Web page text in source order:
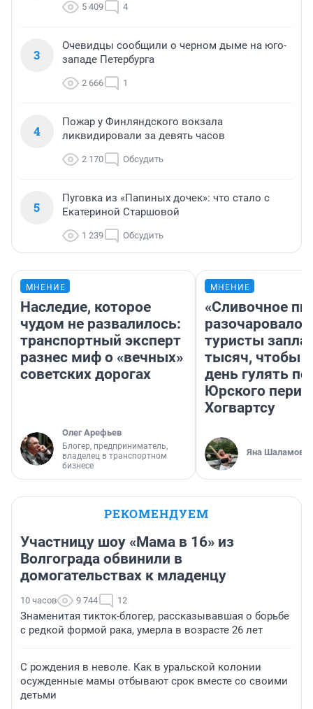
5 409 4
3
Очевидцы сообщили о черном дыме на юго-
западе Петербурга
2 666 1
4
Пожар у Финляндского вокзала
ликвидировали за девять часов
2 170 Обсудить
5
Пуговка из «Папиных дочек»: что стало с
Екатериной Старшовой
1 239 Обсудить
МНЕНИЕ
Наследие, которое
чудом не развалилось:
транспортный эксперт
разнес миф о «вечных»
советских дорогах
Олег Арефьев
Блогер, предприниматель,
владелец в транспортном
бизнесе
МНЕНИЕ
«Сливочное
разочаровало»:
туристы
тысяч, чтобы
день гулять по
Юрского
Хогвартсу
Яна Шаламова
РЕКОМЕНДУЕМ
Участницу шоу «Мама в 16» из
Волгограда обвинили в
домогательствах к младенцу
10 часов 9 744 12
Знаменитая тикток-блогер, рассказывавшая о борьбе
с редкой формой рака, умерла в возрасте 26 лет
С рождения в неволе. Как в уральской колонии
осужденные мамы отбывают срок вместе со своими
детьми